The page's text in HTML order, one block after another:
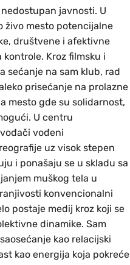
javnosti. U
živo mesto potencijalne
društvene i afektivne
Kroz filmsku i
sećanje na sam klub, rad
prisećanje na prolazne
mesto gde su solidarnost,
U centru
vođeni
uz visok stepen
i ponašaju se u skladu sa
muškog tela u
konvencionalni
postaje medij kroz koji se
dinamike. Sam
kao relacijski
kao energija koja pokreće